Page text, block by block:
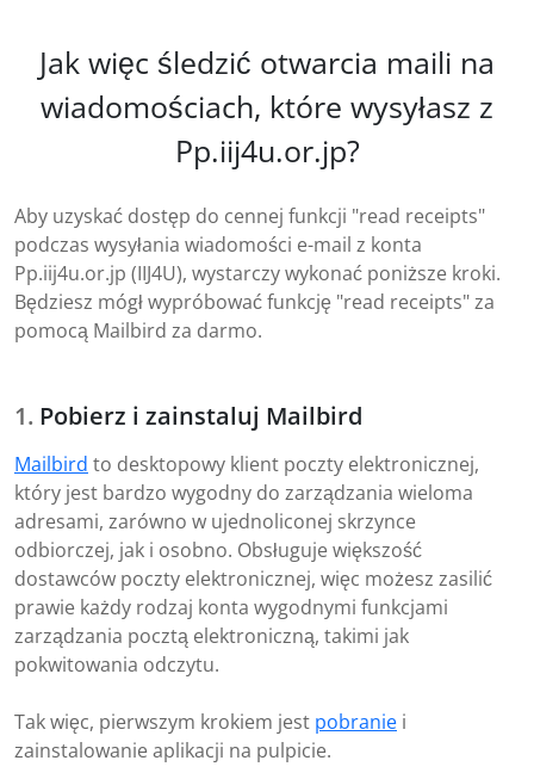
Jak więc śledzić otwarcia maili na
wiadomościach, które wysyłasz z
Pp.iij4u.or.jp?
Aby uzyskać dostęp do cennej funkcji "read receipts"
podczas wysyłania wiadomości e-mail z konta
Pp.iij4u.or.jp (IIJ4U), wystarczy wykonać poniższe kroki.
Będziesz mógł wypróbować funkcję "read receipts" za
pomocą Mailbird za darmo.
Pobierz i zainstaluj Mailbird
Mailbird to desktopowy klient poczty elektronicznej,
który jest bardzo wygodny do zarządzania wieloma
adresami, zarówno w ujednoliconej skrzynce
odbiorczej, jak i osobno. Obsługuje większość
dostawców poczty elektronicznej, więc możesz zasilić
prawie każdy rodzaj konta wygodnymi funkcjami
zarządzania pocztą elektroniczną, takimi jak
pokwitowania odczytu.
Tak więc, pierwszym krokiem jest pobranie i
zainstalowanie aplikacji na pulpicie.